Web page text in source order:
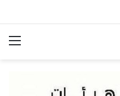
(الشرق الأوسط 7 آب)